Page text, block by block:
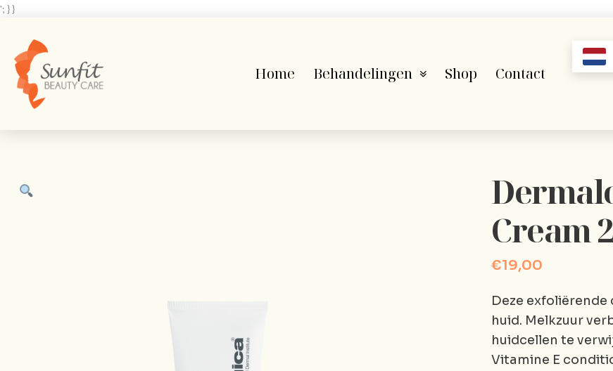
'; } }
Home Behandelingen Shop Contact
Cream
€19,00
Deze
huid. Melkzuur
huidcellen te
Vitamine E